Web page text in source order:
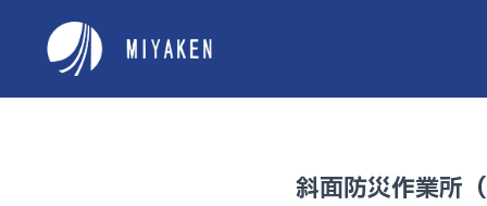
斜面防災作業所